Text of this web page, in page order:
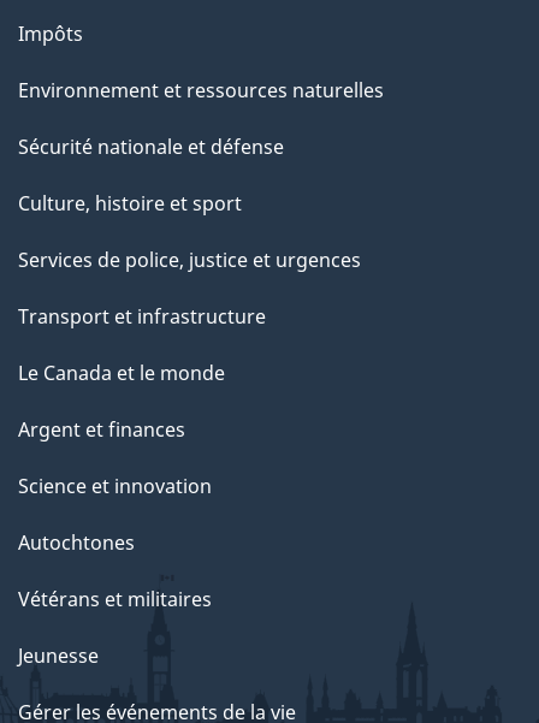
e
Impôts
Environnement et ressources naturelles
Sécurité nationale et défense
Culture, histoire et sport
Services de police, justice et urgences
Transport et infrastructure
Le Canada et le monde
Argent et finances
Science et innovation
Autochtones
Vétérans et militaires
Jeunesse
Gérer les événements de la vie